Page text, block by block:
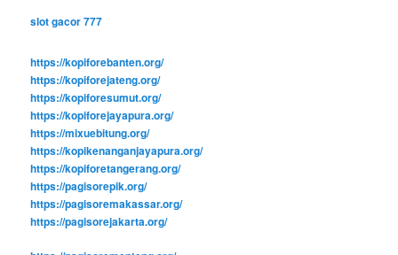
slot gacor 777
https://kopiforebanten.org/
https://kopiforejateng.org/
https://kopiforesumut.org/
https://kopiforejayapura.org/
https://mixuebitung.org/
https://kopikenanganjayapura.org/
https://kopiforetangerang.org/
https://pagisorepik.org/
https://pagisoremakassar.org/
https://pagisorejakarta.org/